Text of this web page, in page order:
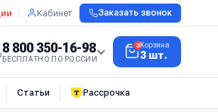
Кабинет Заказать звонок
8 800 350-16-98
БЕСПЛАТНО ПО РОССИИ
3Корзина
3 шт.
Статьи Рассрочка